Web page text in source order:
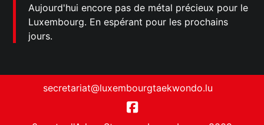
Aujourd'hui encore pas de métal précieux pour le
Luxembourg. En espérant pour les prochains
jours.
secretariat@luxembourgtaekwondo.lu